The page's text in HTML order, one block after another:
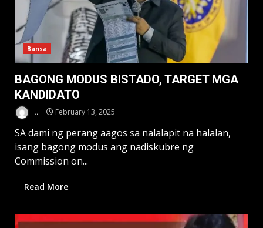
Bansa
BAGONG MODUS BISTADO, TARGET MGA
KANDIDATO
.. February 13, 2025
SA dami ng perang aagos sa nalalapit na halalan,
isang bagong modus ang nadiskubre ng
Commission on...
Read More